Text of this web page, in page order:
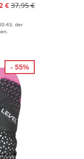
€ 37,95 €
der
- 55%